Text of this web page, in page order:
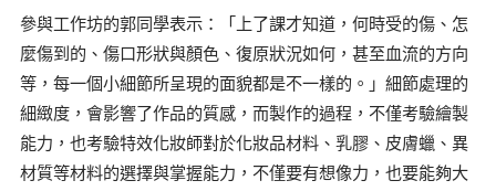
參與工作坊的郭同學表示：「上了課才知道，何時受的傷、怎
麼傷到的、傷口形狀與顏色、復原狀況如何，甚至血流的方向
等，每一個小細節所呈現的面貌都是不一樣的。」細節處理的
細緻度，會影響了作品的質感，而製作的過程，不僅考驗繪製
能力，也考驗特效化妝師對於化妝品材料、乳膠、皮膚蠟、異
材質等材料的選擇與掌握能力，不僅要有想像力，也要能夠大